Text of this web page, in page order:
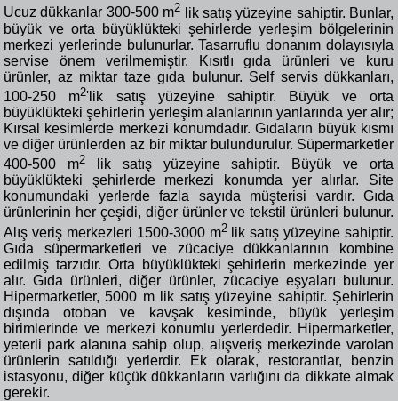
Ucuz dükkanlar 300-500 m2
lik satış yüzeyine sahiptir. Bunlar,
büyük ve orta büyüklükteki şehirlerde yerleşim bölgelerinin
merkezi yerlerinde bulunurlar. Tasarruflu donanım dolayısıyla
servise önem verilmemiştir. Kısıtlı gıda ürünleri ve kuru
ürünler, az miktar taze gıda bulunur. Self servis dükkanları,
100-250 m2'lik satış yüzeyine sahiptir. Büyük ve orta
büyüklükteki şehirlerin yerleşim alanlarının yanlarında yer alır;
Kırsal kesimlerde merkezi konumdadır. Gıdaların büyük kısmı
ve diğer ürünlerden az bir miktar bulundurulur. Süpermarketler
400-500 m2lik satış yüzeyine sahiptir. Büyük ve orta
büyüklükteki şehirlerde merkezi konumda yer alırlar. Site
konumundaki yerlerde fazla sayıda müşterisi vardır. Gıda
ürünlerinin her çeşidi, diğer ürünler ve tekstil ürünleri bulunur.
Alış veriş merkezleri 1500-3000 m2lik satış yüzeyine sahiptir.
Gıda süpermarketleri ve zücaciye dükkanlarının kombine
edilmiş tarzıdır. Orta büyüklükteki şehirlerin merkezinde yer
alır. Gıda ürünleri, diğer ürünler, zücaciye eşyaları bulunur.
Hipermarketler, 5000 m lik satış yüzeyine sahiptir. Şehirlerin
dışında otoban ve kavşak kesiminde, büyük yerleşim
birimlerinde ve merkezi konumlu yerlerdedir. Hipermarketler,
yeterli park alanına sahip olup, alışveriş merkezinde varolan
ürünlerin satıldığı yerlerdir. Ek olarak, restorantlar, benzin
istasyonu, diğer küçük dükkanların varlığını da dikkate almak
gerekir.